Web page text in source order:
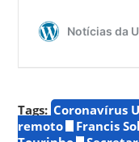
Tags: Coronavírus
remoto
Francis